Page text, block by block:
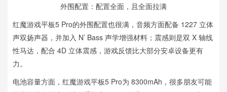
外围配置：配置全面，且全面拉满
红魔游戏平板5 Pro的外围配置也很满，音频方面配备 1227 立体
声双扬声器，并加入 N’ Bass 声学增强材料；震感则是双 X 轴线
性马达，配合 4D 立体震感，游戏反馈比大部分安卓设备更有
力。
电池容量方面，红魔游戏平板5 Pro为 8300mAh，很多朋友可能